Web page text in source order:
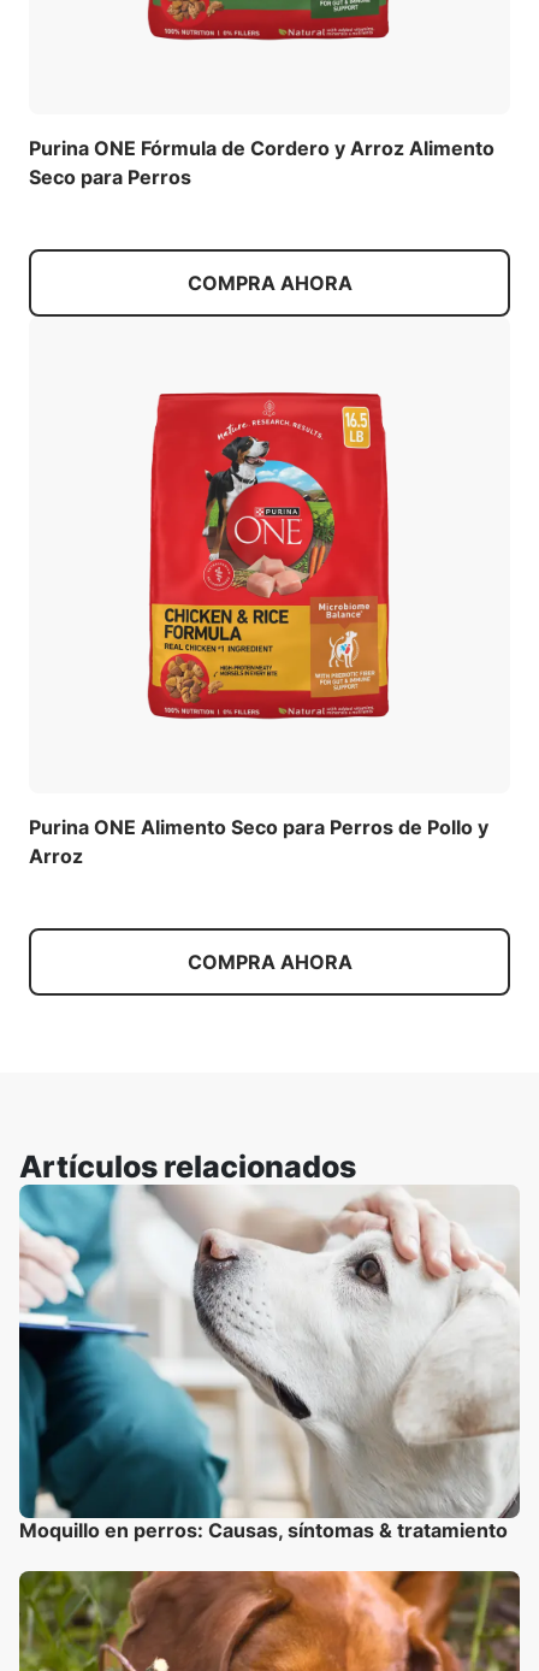
Purina ONE Fórmula de Cordero y Arroz Alimento
Seco para Perros
COMPRA AHORA
Purina ONE Alimento Seco para Perros de Pollo y
Arroz
COMPRA AHORA
Artículos relacionados
Moquillo en perros: Causas, síntomas & tratamiento